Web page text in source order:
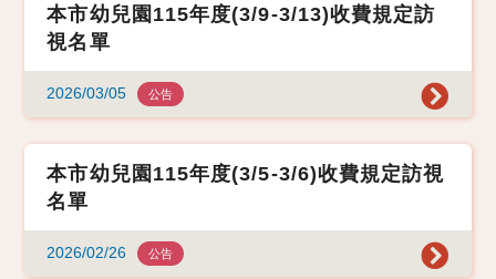
本市幼兒園115年度(3/9-3/13)收費規定訪
視名單
2026/03/05 公告
本市幼兒園115年度(3/5-3/6)收費規定訪視
名單
2026/02/26 公告